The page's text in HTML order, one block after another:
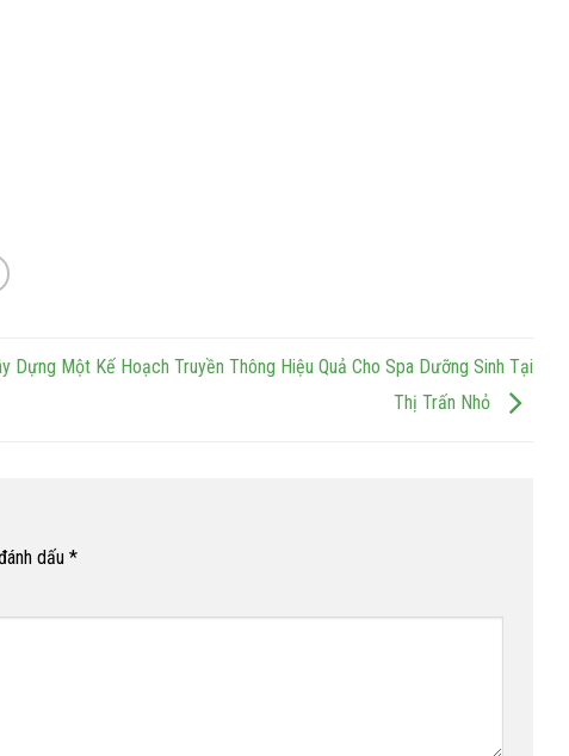
Dựng Một Kế Hoạch Truyền Thông Hiệu Quả Cho Spa Dưỡng Sinh Tại
Thị Trấn Nhỏ
dấu *